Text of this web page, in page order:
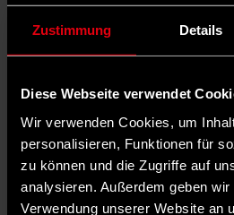
Zustimmung Details
Diese Webseite verwendet
Wir verwenden Cookies, um
personalisieren, Funktionen für
zu können und die Zugriffe auf
analysieren. Außerdem geben
Verwendung unserer Website an
Auf Facebook teilen